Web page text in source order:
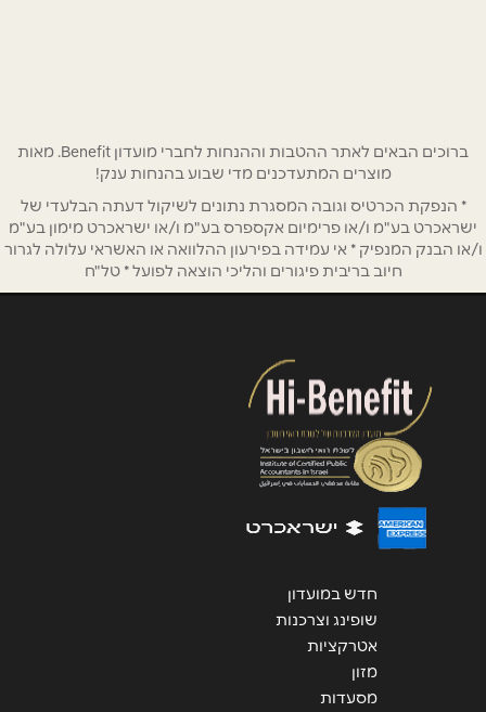
נושא*
אנא חזרו אלי בקשר ל...
הודעה*
שליחה
ברוכים הבאים לאתר ההטבות וההנחות לחברי מועדון Benefit. מאות
מוצרים המתעדכנים מדי שבוע בהנחות ענק!
* הנפקת הכרטיס וגובה המסגרת נתונים לשיקול דעתה הבלעדי של
ישראכרט בע"מ ו/או פרימיום אקספרס בע"מ ו/או ישראכרט מימון בע"מ
ו/או הבנק המנפיק * אי עמידה בפירעון ההלוואה או האשראי עלולה לגרור
חיוב בריבית פיגורים והליכי הוצאה לפועל * טל"ח
חדש במועדון
שופינג וצרכנות
אטרקציות
מזון
מסעדות